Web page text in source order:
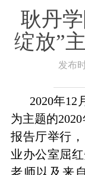
耿丹
绽放”
发布
2020年12
为主题的2020
报告厅举行
业办公室屈
老师以及来